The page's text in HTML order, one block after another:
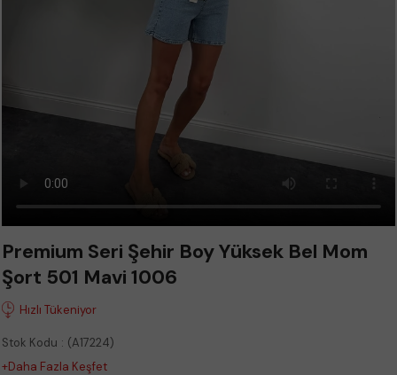
Premium Seri Şehir Boy Yüksek Bel Mom
Şort 501 Mavi 1006
Stok Kodu
(A17224)
+Daha Fazla Keşfet